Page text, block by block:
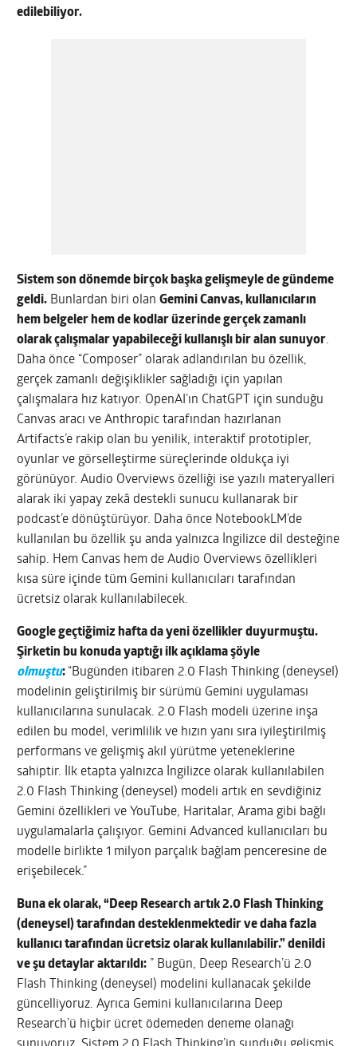
edilebiliyor.
Sistem son dönemde birçok başka gelişmeyle de gündeme
geldi. Bunlardan biri olanGemini Canvas, kullanıcıların
hem belgeler hem de kodlar üzerinde gerçek zamanlı
olarak çalışmalar yapabileceği kullanışlı bir alan sunuyor.
Daha önce “Composer” olarak adlandırılan bu özellik,
gerçek zamanlı değişiklikler sağladığı için yapılan
çalışmalara hız katıyor. OpenAI’ın ChatGPT için sunduğu
Canvas aracı ve Anthropic tarafından hazırlanan
Artifacts’e rakip olan bu yenilik, interaktif prototipler,
oyunlar ve görselleştirme süreçlerinde oldukça iyi
görünüyor. Audio Overviews özelliği ise yazılı materyalleri
alarak iki yapay zekâ destekli sunucu kullanarak bir
podcast’e dönüştürüyor. Daha önce NotebookLM’de
kullanılan bu özellik şu anda yalnızca İngilizce dil desteğine
sahip. Hem Canvas hem de Audio Overviews özellikleri
kısa süre içinde tüm Gemini kullanıcıları tarafından
ücretsiz olarak kullanılabilecek.
Google geçtiğimiz hafta da yeni özellikler duyurmuştu.
Şirketin bu konuda yaptığı ilk açıklama şöyle
olmuştu: “Bugünden itibaren 2.0 Flash Thinking (deneysel)
modelinin geliştirilmiş bir sürümü Gemini uygulaması
kullanıcılarına sunulacak. 2.0 Flash modeli üzerine inşa
edilen bu model, verimlilik ve hızın yanı sıra iyileştirilmiş
performans ve gelişmiş akıl yürütme yeteneklerine
sahiptir. İlk etapta yalnızca İngilizce olarak kullanılabilen
2.0 Flash Thinking (deneysel) modeli artık en sevdiğiniz
Gemini özellikleri ve YouTube, Haritalar, Arama gibi bağlı
uygulamalarla çalışıyor. Gemini Advanced kullanıcıları bu
modelle birlikte 1 milyon parçalık bağlam penceresine de
erişebilecek.”
Buna ek olarak, “Deep Research artık 2.0 Flash Thinking
(deneysel) tarafından desteklenmektedir ve daha fazla
kullanıcı tarafından ücretsiz olarak kullanılabilir.” denildi
ve şu detaylar aktarıldı: ” Bugün, Deep Research’ü 2.0
Flash Thinking (deneysel) modelini kullanacak şekilde
güncelliyoruz. Ayrıca Gemini kullanıcılarına Deep
Research’ü hiçbir ücret ödemeden deneme olanağı